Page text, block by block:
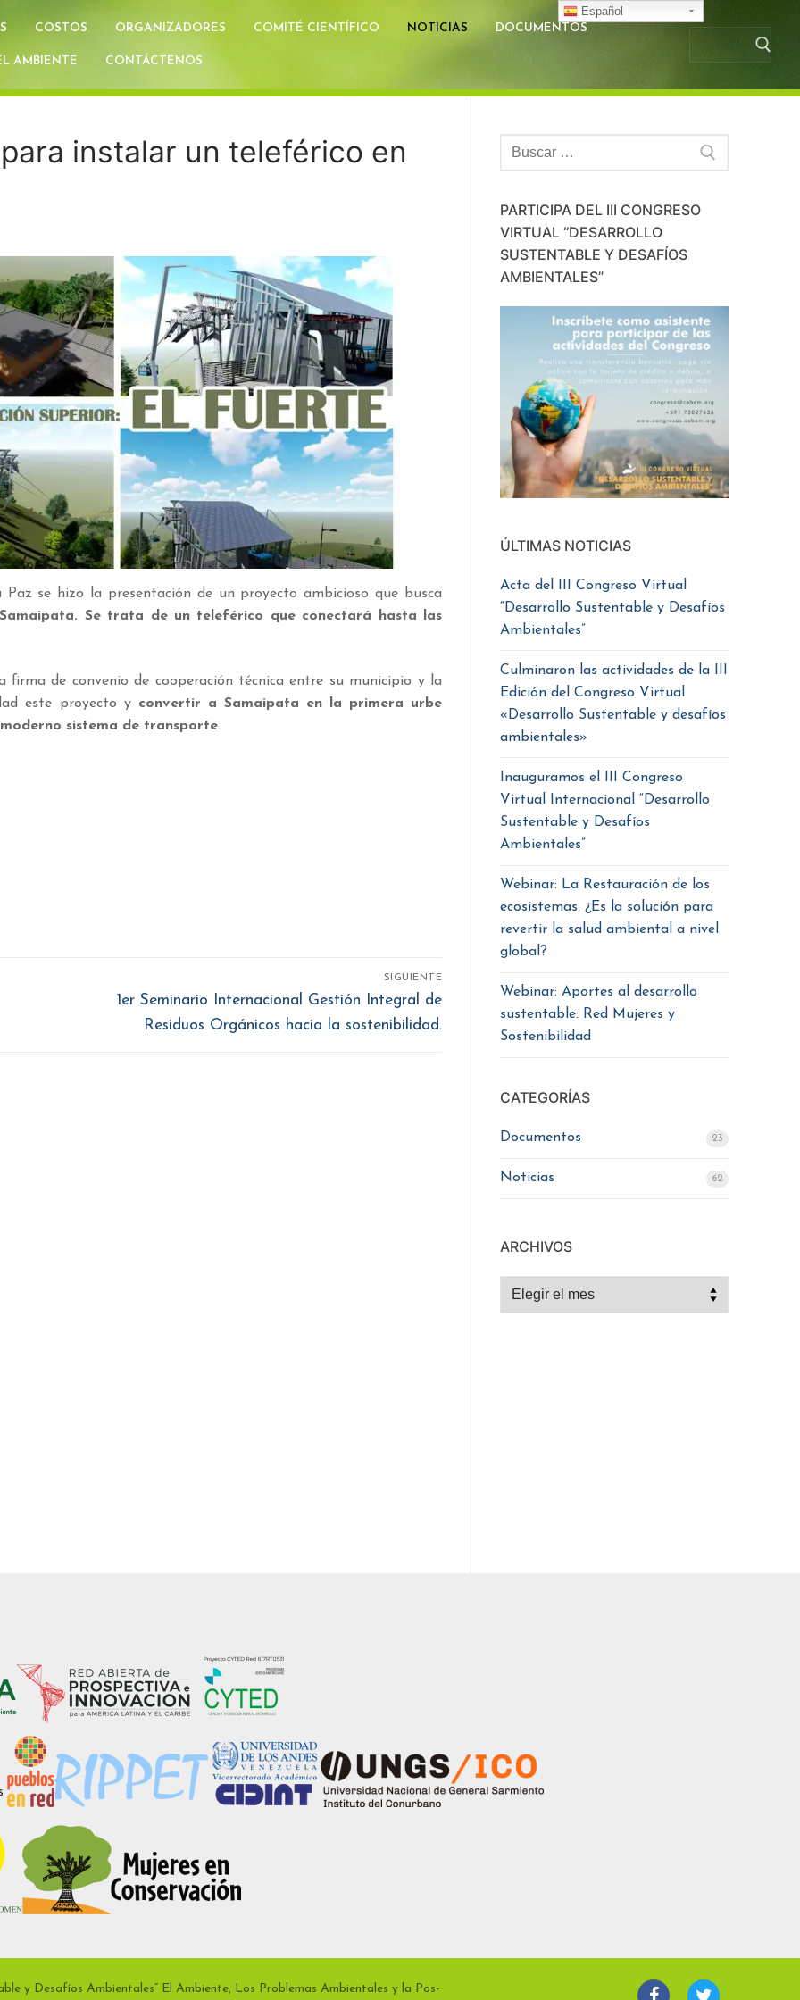
COSTOS ORGANIZADORES COMITÉ CIENTÍFICO NOTICIAS DOCUMENTOS
AMBIENTE CONTÁCTENOS
instalar un teleférico en
se hizo la presentación de un proyecto ambicioso que busca
Samaipata. Se trata de un teleférico que conectará hasta las
firma de convenio de cooperación técnica entre su municipio y la
este proyecto yconvertir a Samaipata en la primera urbe
sistema de transporte.
SIGUIENTE
Entrada
siguiente:
1er Seminario Internacional Gestión Integral de
Residuos Orgánicos hacia la sostenibilidad.
Buscar:
PARTICIPA DEL III CONGRESO
VIRTUAL “DESARROLLO
SUSTENTABLE Y DESAFÍOS
AMBIENTALES”
ÚLTIMAS NOTICIAS
Acta del III Congreso Virtual
“Desarrollo Sustentable y Desafíos
Ambientales”
Culminaron las actividades de la III
Edición del Congreso Virtual
«Desarrollo Sustentable y desafíos
ambientales»
Inauguramos el III Congreso
Virtual Internacional “Desarrollo
Sustentable y Desafíos
Ambientales”
Webinar: La Restauración de los
ecosistemas. ¿Es la solución para
revertir la salud ambiental a nivel
global?
Webinar: Aportes al desarrollo
sustentable: Red Mujeres y
Sostenibilidad
CATEGORÍAS
Documentos 23
Noticias 62
ARCHIVOS
Archivos
y Desafíos Ambientales” El Ambiente, Los Problemas Ambientales y la Pos-
Español